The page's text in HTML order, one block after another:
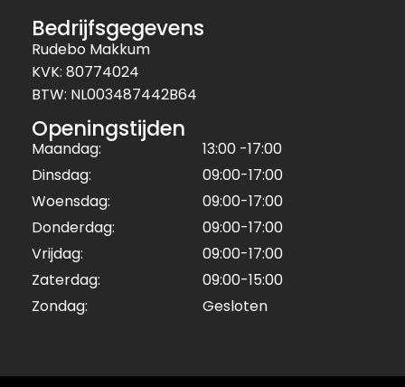
Bedrijfsgegevens
Rudebo Makkum
KVK: 80774024
BTW: NL003487442B64
Openingstijden
Maandag:
13:00 -17:00
Dinsdag:
09:00-17:00
Woensdag:
09:00-17:00
Donderdag:
09:00-17:00
Vrijdag:
09:00-17:00
Zaterdag:
09:00-15:00
Zondag:
Gesloten